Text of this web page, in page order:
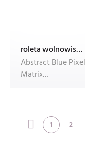
roleta wolnowisząca electro z nadrukiem
Abstract Blue Pixel
Matrix
1 2